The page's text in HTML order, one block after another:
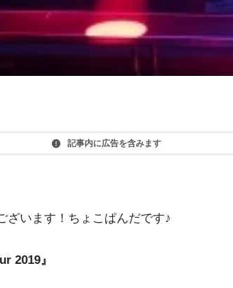
記事内に広告を含みます
ざいます！ちょこぱんだです♪
2019』